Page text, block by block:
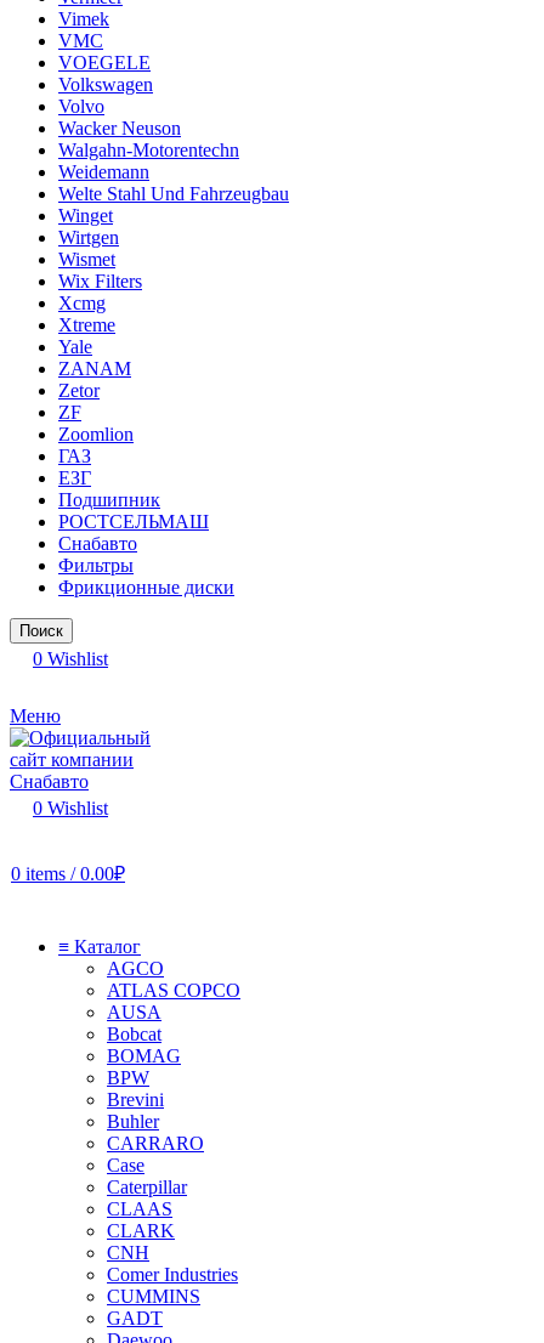
Vimek
VMC
VOEGELE
Volkswagen
Volvo
Wacker Neuson
Walgahn-Motorentechn
Weidemann
Welte Stahl Und Fahrzeugbau
Winget
Wirtgen
Wismet
Wix Filters
Xcmg
Xtreme
Yale
ZANAM
Zetor
ZF
Zoomlion
ГАЗ
ЕЗГ
Подшипник
РОСТСЕЛЬМАШ
Снабавто
Фильтры
Фрикционные диски
Поиск
0 Wishlist
Меню
0 Wishlist
0 items / 0.00₽
≡ Каталог
AGCO
ATLAS COPCO
AUSA
Bobcat
BOMAG
BPW
Brevini
Buhler
CARRARO
Case
Caterpillar
CLAAS
CLARK
CNH
Comer Industries
CUMMINS
GADT